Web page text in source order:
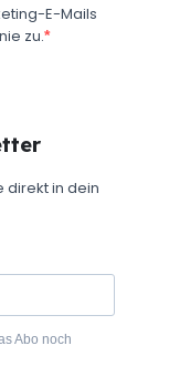
E-Mails
zu.
direkt in dein
Abo noch